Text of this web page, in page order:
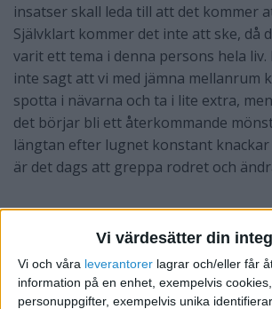
Vi värdesätter din
Vi och våra leverantorer lagrar och/eller får
information på en enhet, exempelvis
personuppgifter, exempelvis unika
insatser skall leda till att det kommer
Självklart kommer det inte att ske, då
varit ett tema i denna persons hela
inte sagt att vi med jämna mellanrum
spotta i nävarna och ta i lite extra,
det börjar bli ett återkommande
längtan efter lugnet konstant knackar
är det dags att greppa rodret och